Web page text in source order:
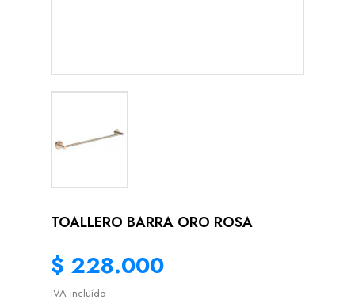
TOALLERO BARRA ORO ROSA
$ 228.000
IVA incluído